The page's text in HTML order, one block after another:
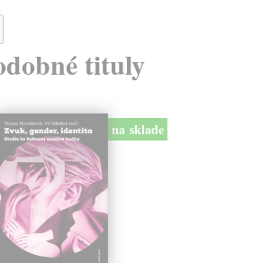
tituly
na sklade